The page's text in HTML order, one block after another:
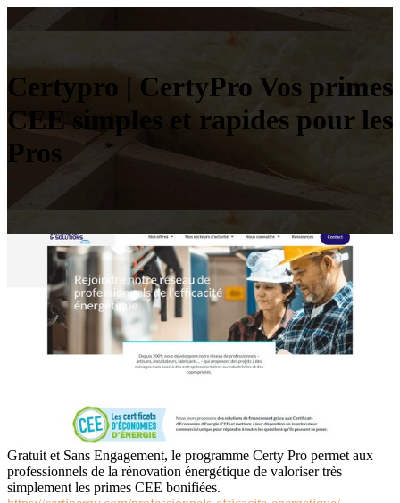
Certypro | CertyPro Vos primes
CEE simples et rapides pour les
Pros
Gratuit et Sans Engagement, le programme Certy Pro permet aux
professionnels de la rénovation énergétique de valoriser très
simplement les primes CEE bonifiées.